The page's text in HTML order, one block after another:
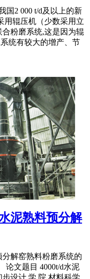
国2 000 t/d及以上的新
用辊压机（少数采用立
粉磨系统,这是因为辊
统有较大的增产、节
泥熟料预分解
解窑熟料粉磨系统的
论文题目 4000t/d水泥